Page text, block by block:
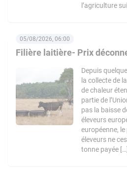
l’agriculture
Filière laitière- Prix
05/08/2026, 06:00
Depuis
la collecte de
de chaleur
partie de
pas la baisse
éleveurs
européenne,
éleveurs ne
tonne payée […]